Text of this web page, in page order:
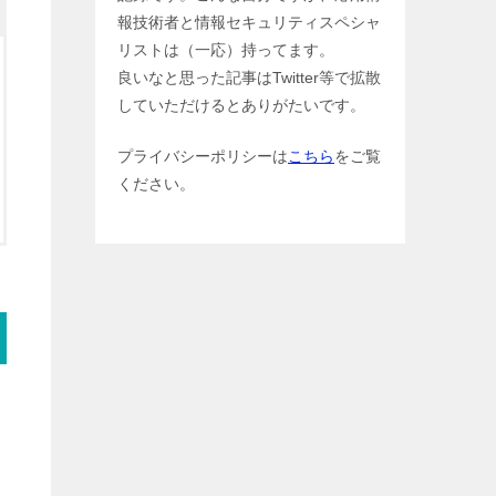
報技術者と情報セキュリティスペシャ
リストは（一応）持ってます。
良いなと思った記事はTwitter等で拡散
していただけるとありがたいです。
プライバシーポリシーはこちらをご覧
ください。